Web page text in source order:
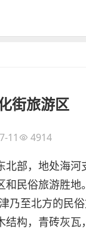
街旅游区
11 4914
部，地处海
民俗旅游胜地
乃至北方的民
构，青砖灰